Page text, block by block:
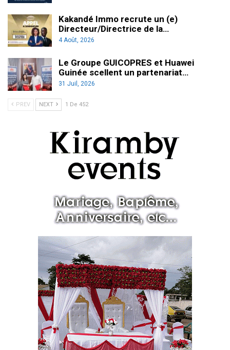
Kakandé Immo recrute un (e)
Directeur/Directrice de la…
4 Août, 2026
Le Groupe GUICOPRES et Huawei
Guinée scellent un partenariat…
31 Juil, 2026
PREV NEXT 1 De 452